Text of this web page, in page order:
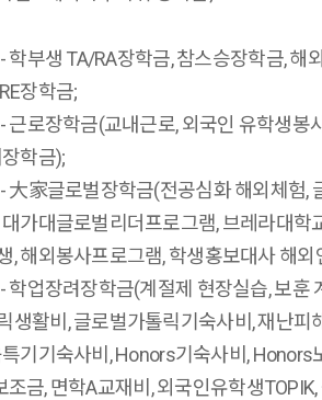
학부생 TA/RA장학금, 참스승장학금, 해
장학금;
근로장학금(교내근로, 외국인 유학생봉
학금);
大家글로벌장학금(전공심화 해외체험,
가대글로벌리더프로그램, 브레라대학
, 해외봉사프로그램, 학생홍보대사 해
학업장려장학금(계절제 현장실습, 보훈
생활비, 글로벌가톨릭기숙사비, 재난피
기기숙사비, Honors기숙사비, Honors
조금, 면학A교재비, 외국인유학생